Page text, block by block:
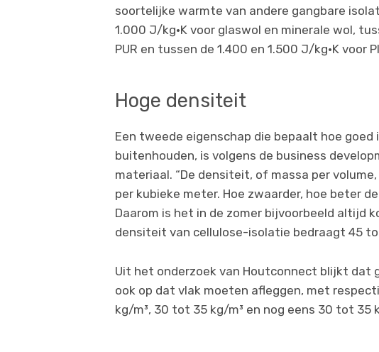
soortelijke warmte van andere gangbare
1.000 J/kg·K voor glaswol en minerale wol,
PUR en tussen de 1.400 en 1.500 J/kg·K voor
Hoge densiteit
Een tweede eigenschap die bepaalt hoe
buitenhouden, is volgens de business
materiaal. “De densiteit, of massa per
per kubieke meter. Hoe zwaarder, hoe beter
Daarom is het in de zomer bijvoorbeeld altijd
densiteit van cellulose-isolatie bedraagt 45
Uit het onderzoek van Houtconnect blijkt dat
ook op dat vlak moeten afleggen, met
kg/m³, 30 tot 35 kg/m³ en nog eens 30 tot 35